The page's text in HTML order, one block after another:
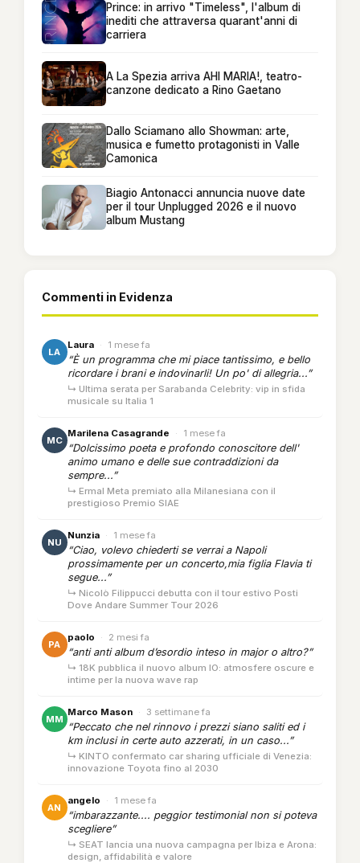
Prince: in arrivo "Timeless", l'album di
inediti che attraversa quarant'anni di
carriera
A La Spezia arriva AHI MARIA!, teatro-
canzone dedicato a Rino Gaetano
Dallo Sciamano allo Showman: arte,
musica e fumetto protagonisti in Valle
Camonica
Biagio Antonacci annuncia nuove date
per il tour Unplugged 2026 e il nuovo
album Mustang
Commenti in Evidenza
LA
Laura · 1 mese fa
“È un programma che mi piace tantissimo, e bello
ricordare i brani e indovinarli! Un po' di allegria...”
↳ Ultima serata per Sarabanda Celebrity: vip in sfida
musicale su Italia 1
MC
Marilena Casagrande · 1 mese fa
“Dolcissimo poeta e profondo conoscitore dell'
animo umano e delle sue contraddizioni da
sempre...”
↳ Ermal Meta premiato alla Milanesiana con il
prestigioso Premio SIAE
NU
Nunzia · 1 mese fa
“Ciao, volevo chiederti se verrai a Napoli
prossimamente per un concerto,mia figlia Flavia ti
segue...”
↳ Nicolò Filippucci debutta con il tour estivo Posti
Dove Andare Summer Tour 2026
PA
paolo · 2 mesi fa
“anti anti album d’esordio inteso in major o altro?”
↳ 18K pubblica il nuovo album IO: atmosfere oscure e
intime per la nuova wave rap
MM
Marco Mason · 3 settimane fa
“Peccato che nel rinnovo i prezzi siano saliti ed i
km inclusi in certe auto azzerati, in un caso...”
↳ KINTO confermato car sharing ufficiale di Venezia:
innovazione Toyota fino al 2030
AN
angelo · 1 mese fa
“imbarazzante.... peggior testimonial non si poteva
scegliere”
↳ SEAT lancia una nuova campagna per Ibiza e Arona:
design, affidabilità e valore